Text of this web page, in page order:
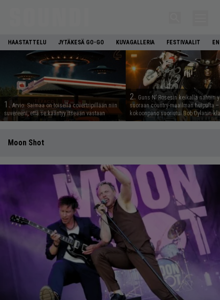
HAASTATTELU JYTÄKESÄ GO-GO KUVAGALLERIA FESTIVAALIT
1. Arvio: Saimaa on toisella covertripillään niin
suvereeni, että se kääntyy itseään vastaan
2. Guns N’ Rosesin keikalla nähtiin
suoraan country-maailman huipulta
kokoonpano suoriutui Bob Dylanin
Moon Shot